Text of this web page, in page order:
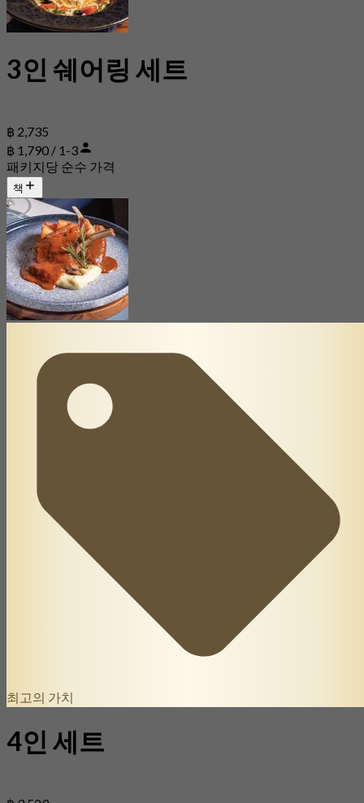
3인 쉐어링 세트
฿ 2,735
฿ 1,790 / 1-3
패키지당 순수 가격
책
최고의 가치
4인 세트